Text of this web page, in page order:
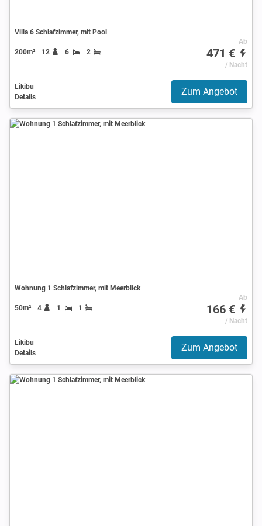
Villa 6 Schlafzimmer, mit Pool
200m² 12 6 2
Ab
471 €
/ Nacht
Likibu
Details
Zum Angebot
Wohnung 1 Schlafzimmer, mit Meerblick
50m² 4 1 1
Ab
166 €
/ Nacht
Likibu
Details
Zum Angebot